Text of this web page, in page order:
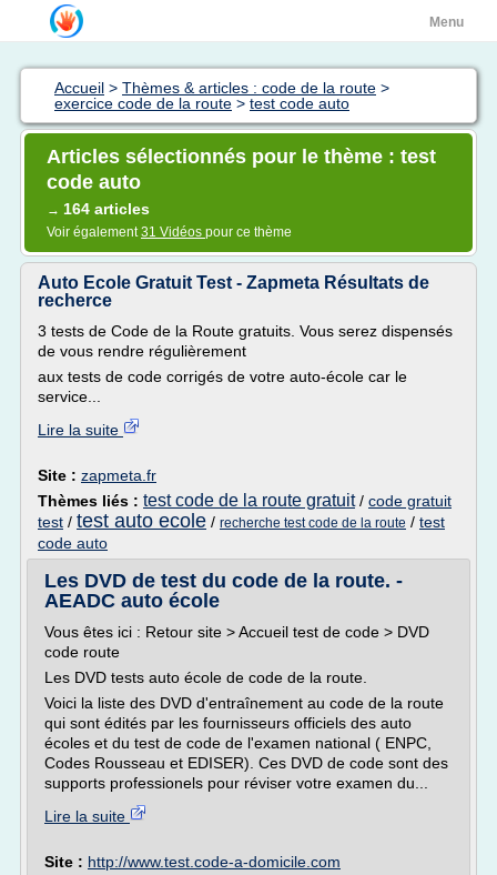
Menu
Accueil > Thèmes & articles : code de la route >
exercice code de la route > test code auto
Articles sélectionnés pour le thème : test
code auto
→ 164 articles
Voir également31 Vidéos pour ce thème
Auto Ecole Gratuit Test - Zapmeta Résultats de
recherce
3 tests de Code de la Route gratuits. Vous serez dispensés
de vous rendre régulièrement
aux tests de code corrigés de votre auto-école car le
service...
Lire la suite
Site : zapmeta.fr
Thèmes liés : test code de la route gratuit/ code gratuit
test / test auto ecole / recherche test code de la route / test
code auto
Les DVD de test du code de la route. -
AEADC auto école
Vous êtes ici : Retour site > Accueil test de code > DVD
code route
Les DVD tests auto école de code de la route.
Voici la liste des DVD d'entraînement au code de la route
qui sont édités par les fournisseurs officiels des auto
écoles et du test de code de l'examen national ( ENPC,
Codes Rousseau et EDISER). Ces DVD de code sont des
supports professionels pour réviser votre examen du...
Lire la suite
Site : http://www.test.code-a-domicile.com